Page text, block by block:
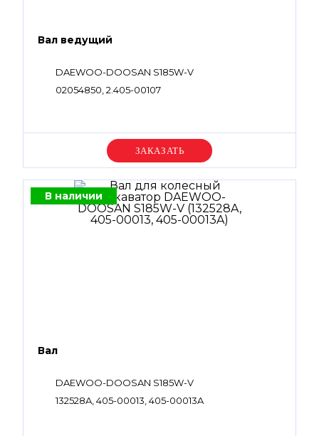
Вал ведущий
DAEWOO-DOOSAN S185W-V
02054850, 2.405-00107
Уточняйте цену
В наличии
Вал
DAEWOO-DOOSAN S185W-V
132528A, 405-00013, 405-00013A